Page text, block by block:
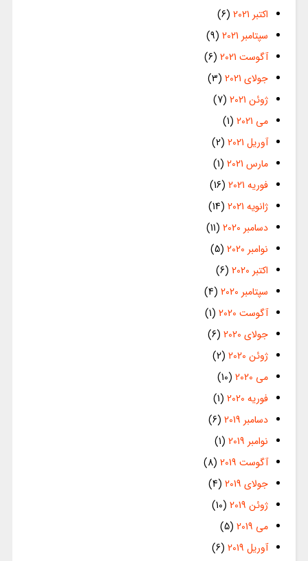
اکتبر 2021
(6)
سپتامبر 2021
(9)
آگوست 2021
(6)
جولای 2021
(3)
ژوئن 2021
(7)
می 2021
(1)
آوریل 2021
(2)
مارس 2021
(1)
فوریه 2021
(16)
ژانویه 2021
(14)
دسامبر 2020
(11)
نوامبر 2020
(5)
اکتبر 2020
(6)
سپتامبر 2020
(4)
آگوست 2020
(1)
جولای 2020
(6)
ژوئن 2020
(2)
می 2020
(10)
فوریه 2020
(1)
دسامبر 2019
(6)
نوامبر 2019
(1)
آگوست 2019
(8)
جولای 2019
(4)
ژوئن 2019
(10)
می 2019
(5)
آوریل 2019
(6)